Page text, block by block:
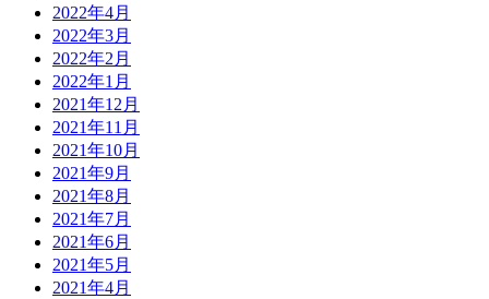
2022年4月
2022年3月
2022年2月
2022年1月
2021年12月
2021年11月
2021年10月
2021年9月
2021年8月
2021年7月
2021年6月
2021年5月
2021年4月